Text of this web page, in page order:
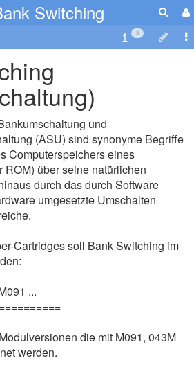
Switching
3
und
(ASU) sind synonyme Begriffe
Computerspeichers eines
ROM) über seine natürlichen
durch das durch Software
umgesetzte Umschalten
Cartridges soll Bank Switching im
...
die mit M091, 043M
werden.